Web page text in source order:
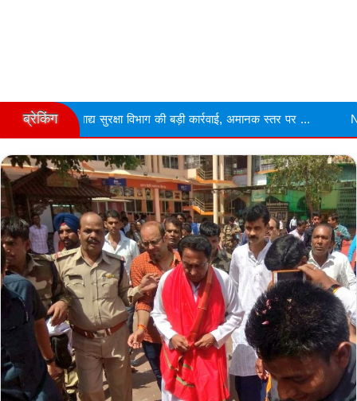
ब्रेकिंग
विभाग की बड़ी कार्रवाई, अमानक स्तर पर ... Narmdapuram चरित्र